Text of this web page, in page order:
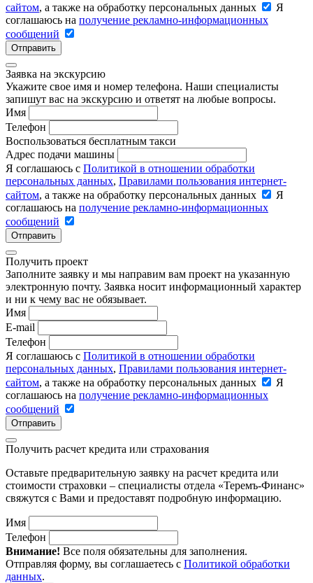
сайтом, а также на обработку персональных данных
Я
соглашаюсь на получение рекламно-информационных
сообщений
Отправить
Заявка на экскурсию
Укажите свое имя и номер телефона. Наши специалисты
запишут вас на экскурсию и ответят на любые вопросы.
Имя
Телефон
Воспользоваться бесплатным такси
Адрес подачи машины
Я соглашаюсь с Политикой в отношении обработки
персональных данных, Правилами пользования интернет-
сайтом, а также на обработку персональных данных
Я
соглашаюсь на получение рекламно-информационных
сообщений
Отправить
Получить проект
Заполните заявку и мы направим вам проект на указанную
электронную почту. Заявка носит информационный характер
и ни к чему вас не обязывает.
Имя
E-mail
Телефон
Я соглашаюсь с Политикой в отношении обработки
персональных данных, Правилами пользования интернет-
сайтом, а также на обработку персональных данных
Я
соглашаюсь на получение рекламно-информационных
сообщений
Отправить
Получить расчет кредита или страхования
Оставьте предварительную заявку на расчет кредита или
стоимости страховки – специалисты отдела «Теремъ-Финанс»
свяжутся с Вами и предоставят подробную информацию.
Имя
Телефон
Внимание! Все поля обязательны для заполнения.
Отправляя форму, вы соглашаетесь с Политикой обработки
данных.